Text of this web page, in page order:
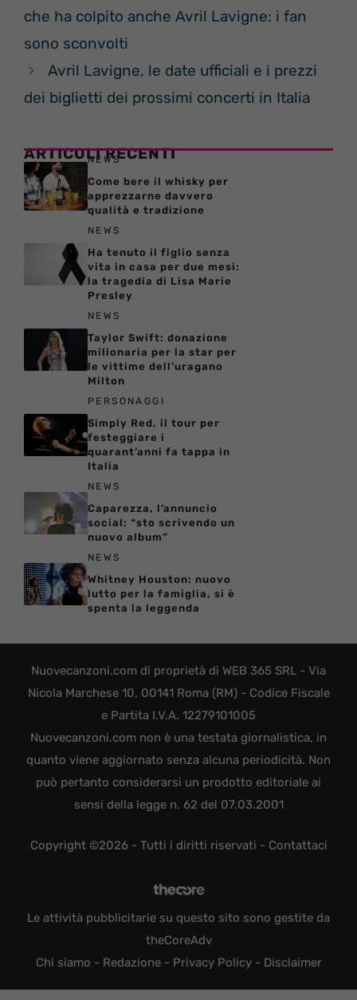
che ha colpito anche Avril Lavigne: i fan
sono sconvolti
Avril Lavigne, le date ufficiali e i prezzi
dei biglietti dei prossimi concerti in Italia
ARTICOLI RECENTI
NEWS
Come bere il whisky per
apprezzarne davvero
qualità e tradizione
NEWS
Ha tenuto il figlio senza
vita in casa per due mesi:
la tragedia di Lisa Marie
Presley
NEWS
Taylor Swift: donazione
milionaria per la star per
le vittime dell’uragano
Milton
PERSONAGGI
Simply Red, il tour per
festeggiare i
quarant’anni fa tappa in
Italia
NEWS
Caparezza, l’annuncio
social: “sto scrivendo un
nuovo album”
NEWS
Whitney Houston: nuovo
lutto per la famiglia, si è
spenta la leggenda
Nuovecanzoni.com di proprietà di WEB 365 SRL - Via
Nicola Marchese 10, 00141 Roma (RM) - Codice Fiscale
e Partita I.V.A. 12279101005
Nuovecanzoni.com non è una testata giornalistica, in
quanto viene aggiornato senza alcuna periodicità. Non
può pertanto considerarsi un prodotto editoriale ai
sensi della legge n. 62 del 07.03.2001
Copyright ©2026 - Tutti i diritti riservati - Contattaci
Le attività pubblicitarie su questo sito sono gestite da
theCoreAdv
Chi siamo - Redazione- Privacy Policy- Disclaimer